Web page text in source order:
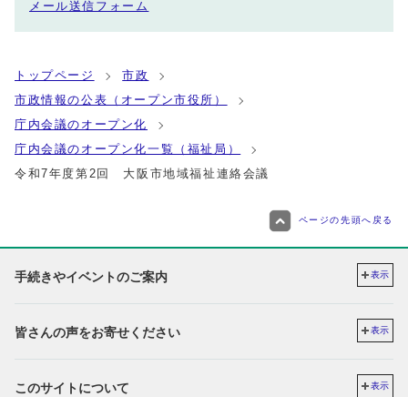
メール送信フォーム
トップページ
市政
市政情報の公表（オープン市役所）
庁内会議のオープン化
庁内会議のオープン化一覧（福祉局）
令和7年度第2回 大阪市地域福祉連絡会議
ページの先頭へ戻る
手続きやイベントのご案内 表示
皆さんの声をお寄せください 表示
このサイトについて 表示